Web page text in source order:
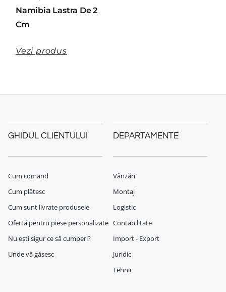
Namibia Lastra De 2
Cm
Vezi produs
GHIDUL CLIENTULUI
Cum comand
Cum plătesc
Cum sunt livrate produsele
Ofertă pentru piese personalizate
Nu ești sigur ce să cumperi?
Unde vă găsesc
DEPARTAMENTE
Vânzări
Montaj
Logistic
Contabilitate
Import - Export
Juridic
Tehnic